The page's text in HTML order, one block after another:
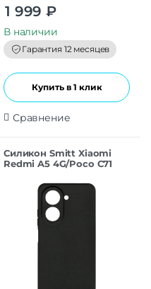
t
o
f
5
1 999 ₽
В наличии
Гарантия 12 месяцев
Купить в 1 клик
Сравнение
Силикон Smitt Xiaomi
Redmi A5 4G/Poco C71